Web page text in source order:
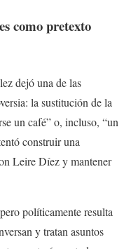
como pretexto
dejó una de las
la sustitución de la
un café” o, incluso, “un
construir una
Leire Díez y mantener
políticamente resulta
y tratan asuntos